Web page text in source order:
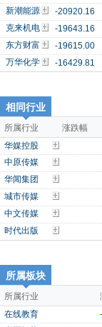
新潮能源
-20920.16
克来机电
-19643.16
东方财富
-19615.00
万华化学
-16429.81
相同行业
所属行业 涨跌幅
华媒控股
中原传媒
华闻集团
城市传媒
中文传媒
时代出版
所属板块
所属行业
在线教育